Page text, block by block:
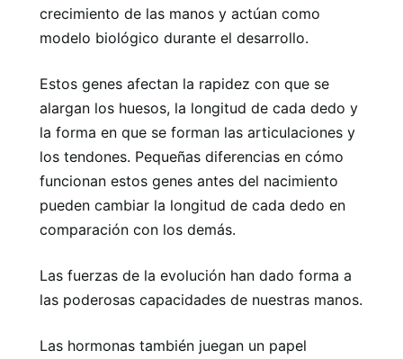
crecimiento de las manos y actúan como
modelo biológico durante el desarrollo.
Estos genes afectan la rapidez con que se
alargan los huesos, la longitud de cada dedo y
la forma en que se forman las articulaciones y
los tendones. Pequeñas diferencias en cómo
funcionan estos genes antes del nacimiento
pueden cambiar la longitud de cada dedo en
comparación con los demás.
Las fuerzas de la evolución han dado forma a
las poderosas capacidades de nuestras manos.
Las hormonas también juegan un papel